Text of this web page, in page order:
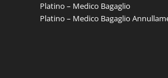
Platino – Medico Bagaglio
Platino – Medico Bagaglio